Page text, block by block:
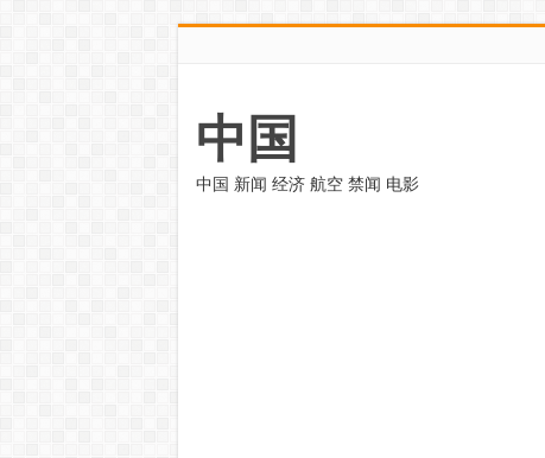
中国
中国 新闻 经济 航空 禁闻 电影